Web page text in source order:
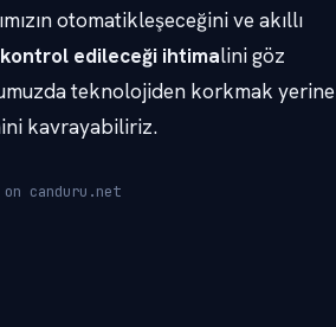
otomatikleşeceğini ve akıllı
kontrol edileceği ihtimalini göz
teknolojiden korkmak yerine
kavrayabiliriz.
canduru.net